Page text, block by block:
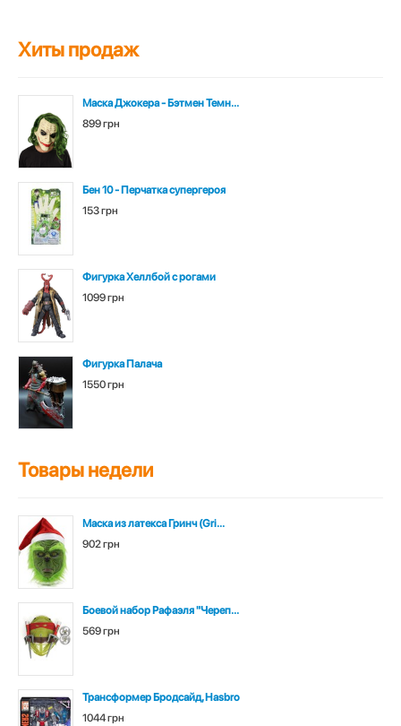
Хиты продаж
Маска Джокера - Бэтмен Темн...
899 грн
Бен 10 - Перчатка супергероя
153 грн
Фигурка Хеллбой с рогами
1099 грн
Фигурка Палача
1550 грн
Товары недели
Маска из латекса Гринч (Gri...
902 грн
Боевой набор Рафаэля "Череп...
569 грн
Трансформер Бродсайд, Hasbro
1044 грн